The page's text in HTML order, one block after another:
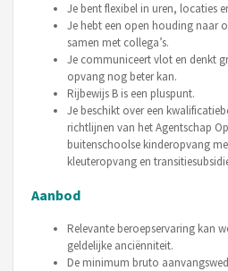
Je bent flexibel in uren, locaties
Je hebt een open houding naar
samen met collega’s.
Je communiceert vlot en denkt
opvang nog beter kan.
Rijbewijs B is een pluspunt.
Je beschikt over een
richtlijnen van het Agentschap
buitenschoolse kinderopvang
kleuteropvang en
Aanbod
Relevante beroepservaring kan
geldelijke anciënniteit.
De minimum bruto